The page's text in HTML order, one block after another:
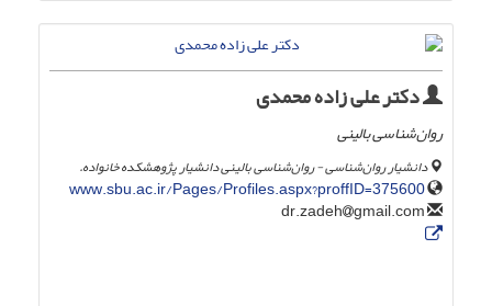
دکتر علی زاده محمدی
روان‌شناسی بالینی
دانشیار روان‌شناسی - روان‌شناسی بالینی دانشیار پژوهشکده خانواده.
www.sbu.ac.ir/Pages/Profiles.aspx?proffID=375600
gmail.com